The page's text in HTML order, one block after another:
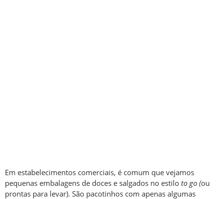
Em estabelecimentos comerciais, é comum que vejamos
pequenas embalagens de doces e salgados no estilo to go (ou
prontas para levar). São pacotinhos com apenas algumas